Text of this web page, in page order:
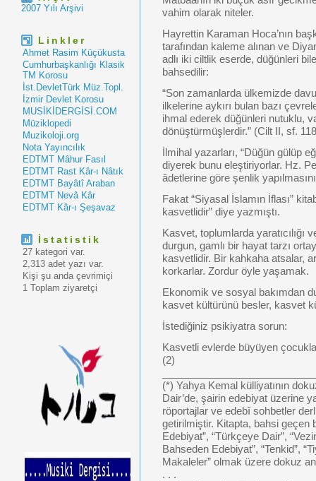
2007 Yılı Arşivi
Linkler
Ahmet Rasim Küçükusta
Cumhurbaşkanlığı Klasik
TM Korosu
İst.DevletTürk Müz.Topl.
İzmir Devlet Korosu
MUSİKİDERGİSİ.COM
Müziklopedi
Muzikoloji.org
Nota Yayıncılık
EDTMT Mâhur Fasıl
EDTMT Rast Kâr-ı Nâtık
EDTMT Bayâtî Araban
EDTMT Nevâ Kâr
EDTMT Kâr-ı Şeşavaz
İstatistik
27 kategori var.
2,313 adet yazı var.
Kişi şu anda çevrimiçi
1 Toplam ziyaretçi
vahim olarak niteler.
Hayrettin Karaman Hoca’nın
tarafından kaleme alınan ve
adlı iki ciltlik eserde, düğünleri
bahsedilir:
“Son zamanlarda ülkemizde
ilkelerine aykırı bulan bazı
ihmal ederek düğünleri nutuklu,
dönüştürmüşlerdir.” (Cilt II, sf.
İlmihal yazarları, “Düğün gülüp
diyerek bunu eleştiriyorlar. Hz.
âdetlerine göre şenlik
Fakat “Siyasal İslamın İflası”
kasvetlidir” diye yazmıştı.
Kasvet, toplumlarda
durgun, gamlı bir hayat tarzı
kasvetlidir. Bir kahkaha atsalar,
korkarlar. Zordur öyle yaşamak.
Ekonomik ve sosyal bakımdan
kasvet kültürünü besler, kasvet
İstediğiniz psikiyatra sorun:
Kasvetli evlerde büyüyen
(2)
(*) Yahya Kemal külliyatının
Dair’de, şairin edebiyat üzerine
röportajlar ve edebî sohbetler
getirilmiştir. Kitapta, bahsi geçen
Edebiyat”, “Türkçeye Dair”,
Bahseden Edebiyat”, “Tenkid”,
Makaleler” olmak üzere dokuz
. . .